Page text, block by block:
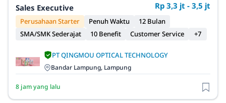
Sales Executive Rp 3,3 jt - 3,5 jt
Perusahaan Starter Penuh Waktu
12 Bulan
SMA/SMK Sederajat
10 Benefit Customer Service +7
PT QINGMOU OPTICAL TECHNOLOGY
Bandar Lampung, Lampung
8 jam yang lalu